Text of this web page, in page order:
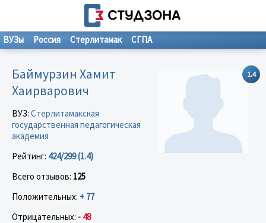
ВУЗы Россия Стерлитамак СГПА
1.4
Баймурзин Хамит
Хаирварович
ВУЗ: Стерлитамакская
государственная педагогическая
академия
Рейтинг: 424/299 (1.4)
Всего отзывов: 125
Положительных: + 77
Отрицательных: - 48